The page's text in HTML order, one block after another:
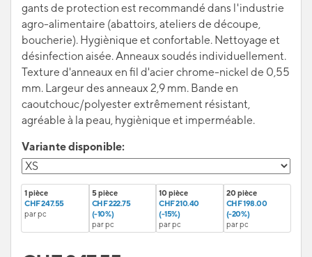
gants de protection est recommandé dans l'industrie
agro-alimentaire (abattoirs, ateliers de découpe,
boucherie). Hygiènique et confortable. Nettoyage et
désinfection aisée. Anneaux soudés individuellement.
Texture d'anneaux en fil d'acier chrome-nickel de 0,55
mm. Largeur des anneaux 2,9 mm. Bande en
caoutchouc/polyester extrêmement résistant,
agréable à la peau, hygiènique et imperméable.
Variante disponible:
1 pièce
CHF 247.55
par pc
5 pièce
CHF 222.75
(-10%)
par pc
10 pièce
CHF 210.40
(-15%)
par pc
20 pièce
CHF 198.00
(-20%)
par pc